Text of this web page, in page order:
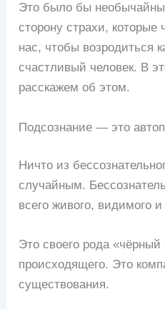
Это было бы
сторону страхи, которые
нас, чтобы возродиться
счастливый человек. В
расскажем об этом.
Подсознание — это
Ничто из
случайным.
всего живого, видимого
Это своего рода «чёрный
происходящего. Это
существования.